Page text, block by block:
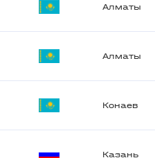
Алматы
Алматы
Конаев
Казань